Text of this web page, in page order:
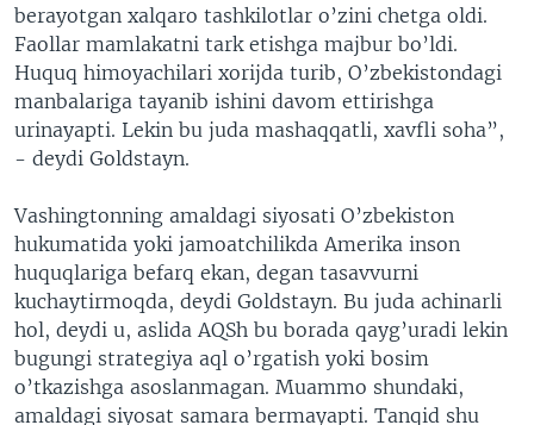
berayotgan xalqaro tashkilotlar o’zini chetga oldi.
Faollar mamlakatni tark etishga majbur bo’ldi.
Huquq himoyachilari xorijda turib, O’zbekistondagi
manbalariga tayanib ishini davom ettirishga
urinayapti. Lekin bu juda mashaqqatli, xavfli soha”,
- deydi Goldstayn.
Vashingtonning amaldagi siyosati O’zbekiston
hukumatida yoki jamoatchilikda Amerika inson
huquqlariga befarq ekan, degan tasavvurni
kuchaytirmoqda, deydi Goldstayn. Bu juda achinarli
hol, deydi u, aslida AQSh bu borada qayg’uradi lekin
bugungi strategiya aql o’rgatish yoki bosim
o’tkazishga asoslanmagan. Muammo shundaki,
amaldagi siyosat samara bermayapti. Tanqid shu